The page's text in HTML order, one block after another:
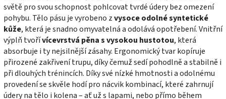
světě pro svou schopnost pohlcovat tvrdé údery bez omezení
pohybu. Tělo pásu je vyrobeno zvysoce odolné syntetické
kůže, která je snadno omyvatelná a odolává opotřebení. Vnitřní
výplň tvořívícevrstvá pěna s vysokou hustotou, která
absorbuje i ty nejsilnější zásahy. Ergonomický tvar kopíruje
přirozené zakřivení trupu, díky čemuž sedí pohodlně a stabilně i
při dlouhých trénincích. Díky své nízké hmotnosti a odolnému
provedení se skvěle hodí pro nácvik kombinací, které zahrnují
údery na tělo i kolena – ať už s lapami, nebo přímo během